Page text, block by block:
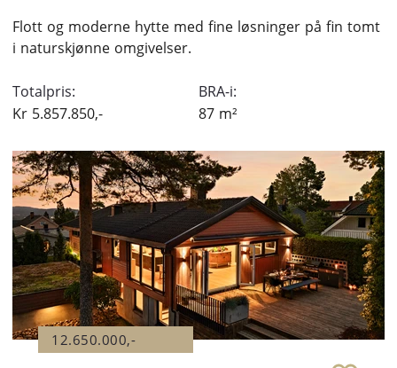
Flott og moderne hytte med fine løsninger på fin tomt
i naturskjønne omgivelser.
Totalpris:
Kr 5.857.850,-
BRA-i:
87 m²
12.650.000,-